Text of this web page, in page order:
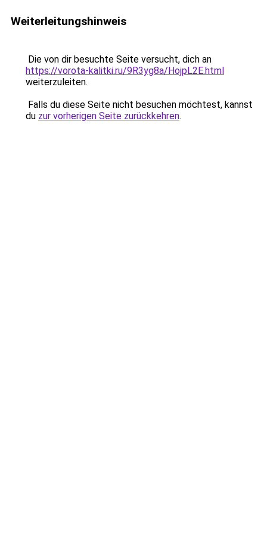
Weiterleitungshinweis
Die von dir besuchte Seite versucht, dich an
https://vorota-kalitki.ru/9R3yg8a/HojpL2E.html
weiterzuleiten.
Falls du diese Seite nicht besuchen möchtest, kannst
du zur vorherigen Seite zurückkehren.